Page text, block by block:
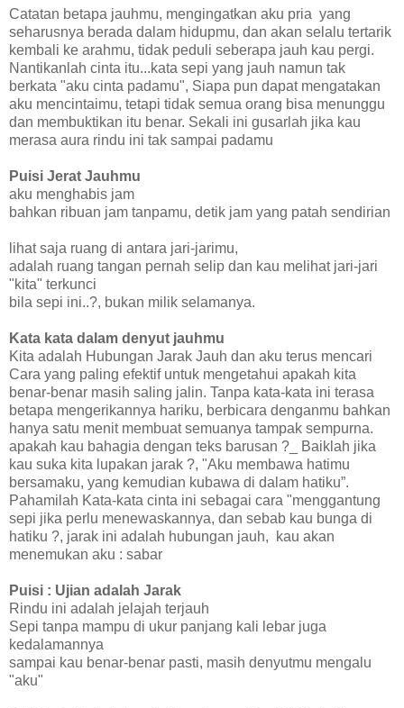
Catatan betapa jauhmu, mengingatkan aku pria yang
seharusnya berada dalam hidupmu, dan akan selalu tertarik
kembali ke arahmu, tidak peduli seberapa jauh kau pergi.
Nantikanlah cinta itu...kata sepi yang jauh namun tak
berkata "aku cinta padamu", Siapa pun dapat mengatakan
aku mencintaimu, tetapi tidak semua orang bisa menunggu
dan membuktikan itu benar. Sekali ini gusarlah jika kau
merasa aura rindu ini tak sampai padamu
Puisi Jerat Jauhmu
aku menghabis jam
bahkan ribuan jam tanpamu, detik jam yang patah sendirian
lihat saja ruang di antara jari-jarimu,
adalah ruang tangan pernah selip dan kau melihat jari-jari
"kita" terkunci
bila sepi ini..?, bukan milik selamanya.
Kata kata dalam denyut jauhmu
Kita adalah Hubungan Jarak Jauh dan aku terus mencari
Cara yang paling efektif untuk mengetahui apakah kita
benar-benar masih saling jalin. Tanpa kata-kata ini terasa
betapa mengerikannya hariku, berbicara denganmu bahkan
hanya satu menit membuat semuanya tampak sempurna.
apakah kau bahagia dengan teks barusan ?_ Baiklah jika
kau suka kita lupakan jarak ?, "Aku membawa hatimu
bersamaku, yang kemudian kubawa di dalam hatiku”.
Pahamilah Kata-kata cinta ini sebagai cara "menggantung
sepi jika perlu menewaskannya, dan sebab kau bunga di
hatiku ?, jarak ini adalah hubungan jauh, kau akan
menemukan aku : sabar
Puisi : Ujian adalah Jarak
Rindu ini adalah jelajah terjauh
Sepi tanpa mampu di ukur panjang kali lebar juga
kedalamannya
sampai kau benar-benar pasti, masih denyutmu mengalu
"aku"